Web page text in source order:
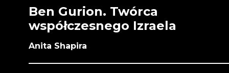
Ben Gurion. Twórca
współczesnego Izraela
Anita Shapira